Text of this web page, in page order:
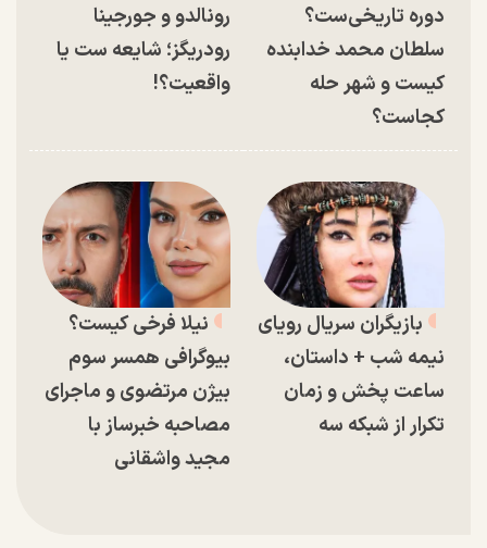
دوره تاریخی‌ست؟
سلطان محمد خدابنده
کیست و شهر حله
کجاست؟
رونالدو و جورجینا
رودریگز؛ شایعه ست یا
واقعیت؟!
بازیگران سریال رویای
نیمه شب + داستان،
ساعت پخش و زمان
تکرار از شبکه سه
نیلا فرخی کیست؟
بیوگرافی همسر سوم
بیژن مرتضوی و ماجرای
مصاحبه خبرساز با
مجید واشقانی